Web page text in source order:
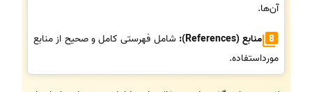
آن‌ها.
منابع (References):
شامل فهرستی کامل و صحیح از منابع
مورداستفاده.